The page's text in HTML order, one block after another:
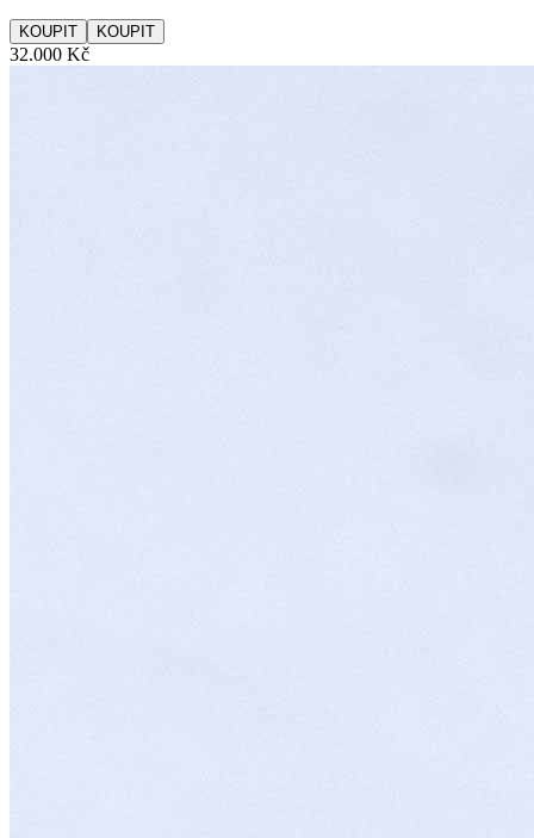
KOUPIT
32.000 Kč